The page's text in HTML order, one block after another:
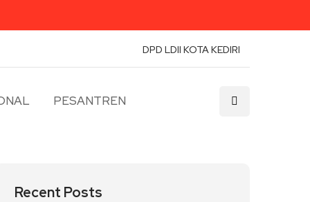
DPD LDII KOTA KEDIRI
PESANTREN
Recent Posts